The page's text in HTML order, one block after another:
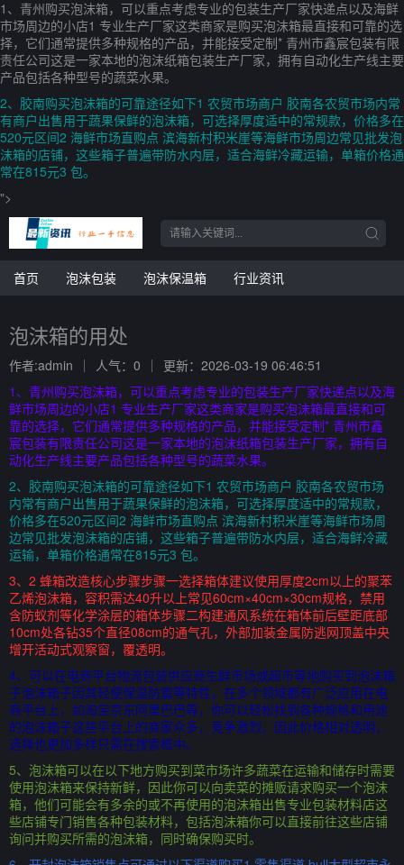
1、青州购买泡沫箱，可以重点考虑专业的包装生产厂家快递点以及海鲜
市场周边的小店1 专业生产厂家这类商家是购买泡沫箱最直接和可靠的选
择，它们通常提供多种规格的产品，并能接受定制* 青州市鑫宸包装有限
责任公司这是一家本地的泡沫纸箱包装生产厂家，拥有自动化生产线主要
产品包括各种型号的蔬菜水果。
2、胶南购买泡沫箱的可靠途径如下1 农贸市场商户 胶南各农贸市场内常
有商户出售用于蔬果保鲜的泡沫箱，可选择厚度适中的常规款，价格多在
520元区间2 海鲜市场直购点 滨海新村积米崖等海鲜市场周边常见批发泡
沫箱的店铺，这些箱子普遍带防水内层，适合海鲜冷藏运输，单箱价格通
常在815元3 包。
">
首页 泡沫包装 泡沫保温箱 行业资讯
泡沫箱的用处
作者:admin 人气：0
更新：2026-03-19 06:46:51
1、青州购买泡沫箱，可以重点考虑专业的包装生产厂家快递点以及海
鲜市场周边的小店1 专业生产厂家这类商家是购买泡沫箱最直接和可
靠的选择，它们通常提供多种规格的产品，并能接受定制* 青州市鑫
宸包装有限责任公司这是一家本地的泡沫纸箱包装生产厂家，拥有自
动化生产线主要产品包括各种型号的蔬菜水果。
2、胶南购买泡沫箱的可靠途径如下1 农贸市场商户 胶南各农贸市场
内常有商户出售用于蔬果保鲜的泡沫箱，可选择厚度适中的常规款，
价格多在520元区间2 海鲜市场直购点 滨海新村积米崖等海鲜市场周
边常见批发泡沫箱的店铺，这些箱子普遍带防水内层，适合海鲜冷藏
运输，单箱价格通常在815元3 包。
3、2 蜂箱改造核心步骤步骤一选择箱体建议使用厚度2cm以上的聚苯
乙烯泡沫箱，容积需达40升以上常见60cm×40cm×30cm规格，禁用
含防蚁剂等化学涂层的箱体步骤二构建通风系统在箱体前后壁距底部
10cm处各钻35个直径08cm的通气孔，外部加装金属防逃网顶盖中央
增开活动式观察窗，覆透明。
4、可以在电商平台物流包装供应商生鲜市场或超市等地购买到泡沫箱
子泡沫箱子因其轻便保温防震等特性，在多个领域都有广泛应用在电
商平台上，如淘宝京东阿里巴巴等，你可以轻松找到各种规格和用途
的泡沫箱子这些平台上的商家众多，竞争激烈，因此价格相对透明，
选择也更加多样只需在搜索框中。
5、泡沫箱可以在以下地方购买到菜市场许多蔬菜在运输和储存时需要
使用泡沫箱来保持新鲜，因此你可以向卖菜的摊贩请求购买一个泡沫
箱，他们可能会有多余的或不再使用的泡沫箱出售专业包装材料店这
些店铺专门销售各种包装材料，包括泡沫箱你可以直接前往这些店铺
询问并购买所需的泡沫箱，同时确保购买时。